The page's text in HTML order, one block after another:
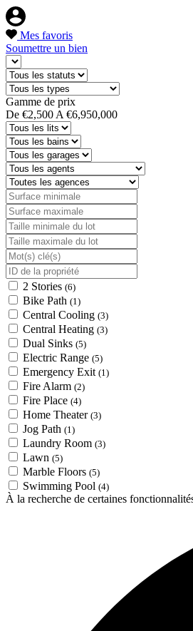
Mes favoris
Soumettre un bien
Gamme de prix
De €2,500 A €6,950,000
2 Stories (6)
Bike Path (1)
Central Cooling (3)
Central Heating (3)
Dual Sinks (5)
Electric Range (5)
Emergency Exit (1)
Fire Alarm (2)
Fire Place (4)
Home Theater (3)
Jog Path (1)
Laundry Room (3)
Lawn (5)
Marble Floors (5)
Swimming Pool (4)
À la recherche de certaines